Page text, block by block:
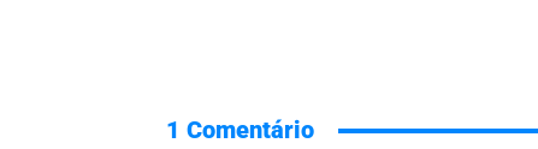
1 Comentário